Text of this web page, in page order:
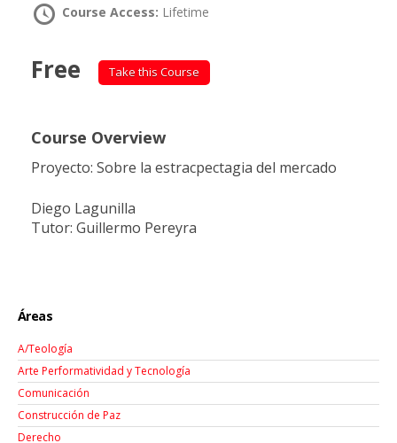
Course Access: Lifetime
Free Take this Course
Course Overview
Proyecto: Sobre la estracpectagia del mercado
Diego Lagunilla
Tutor: Guillermo Pereyra
Áreas
A/Teología
Arte Performatividad y Tecnología
Comunicación
Construcción de Paz
Derecho